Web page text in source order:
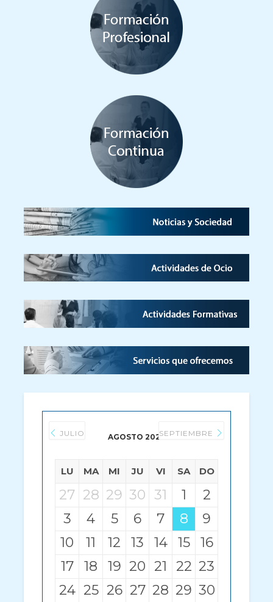
JULIO AGOSTO 2026SEPTIEMBRE
LU MA MI JU VI SA DO
27 28 29 30 31 1
2
3
4 5 6 7 8
9
10
11 12 13 14 15
16
17
18 19 20 21 22 23
24 25 26 27 28 29 30